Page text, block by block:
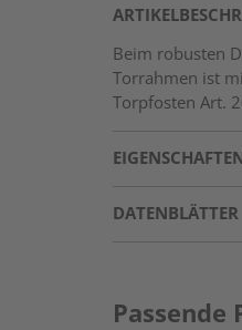
Beim robusten
Torrahmen ist
Torpfosten Art.
DATENBLÄTTER
Passende